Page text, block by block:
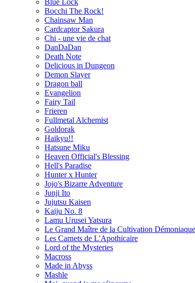
Blue Lock
Bocchi The Rock!
Chainsaw Man
Cardcaptor Sakura
Chi - une vie de chat
DanDaDan
Death Note
Delicious in Dungeon
Demon Slayer
Dragon ball
Evangelion
Fairy Tail
Frieren
Fullmetal Alchemist
Goldorak
Haikyu!!
Hatsune Miku
Heaven Official's Blessing
Hell's Paradise
Hunter x Hunter
Jojo's Bizarre Adventure
Junji Ito
Jujutsu Kaisen
Kaiju No. 8
Lamu Urusei Yatsura
Le Grand Maître de la Cultivation Démoniaque
Les Carnets de L'Apothicaire
Lord of the Mysteries
Macross
Made in Abyss
Mashle